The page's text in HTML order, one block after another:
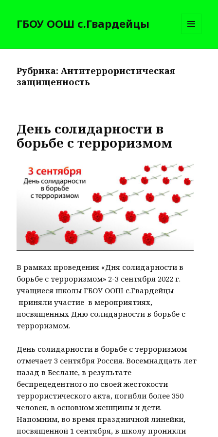
ГБОУ ООШ с.Гвардейцы
И
Рубрика:Антитеррористическая
защищенность
День солидарности в
борьбе с терроризмом
В рамках проведения «Дня солидарности в
борьбе с терроризмом» 2-3 сентября 2022 г.
учащиеся школы ГБОУ ООШ с.Гвардейцы
приняли участие в мероприятиях,
посвященных Дню солидарности в борьбе с
терроризмом.
День солидарности в борьбе с терроризмом
отмечает 3 сентября Россия. Восемнадцать лет
назад в Беслане, в результате
беспрецедентного по своей жестокости
террористического акта, погибли более 350
человек, в основном женщины и дети.
Напомним, во время праздничной линейки,
посвященной 1 сентября, в школу проникли